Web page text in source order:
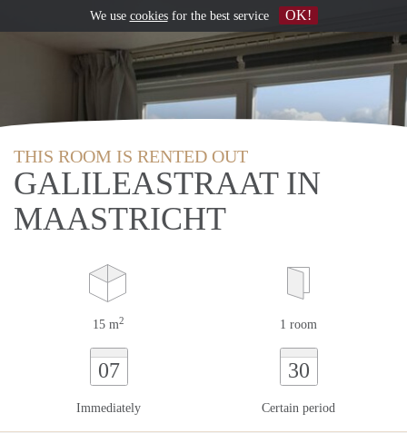
THIS ROOM IS RENTED OUT
GALILEASTRAAT IN
MAASTRICHT
15 m2 1 room
07
Immediately
30
Certain period
We use cookiesfor the best service OK!